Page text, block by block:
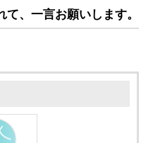
、一言お願いします。